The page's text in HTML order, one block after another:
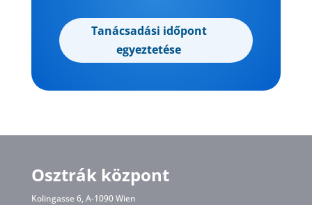
Tanácsadási időpont
egyeztetése
Osztrák központ
Kolingasse 6, A-1090 Wien